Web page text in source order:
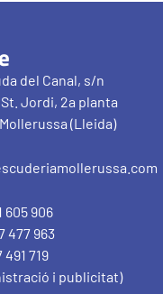
del Canal, s/n
Jordi, 2a planta
(Lleida)
605 906
477 963
491 719
i publicitat)